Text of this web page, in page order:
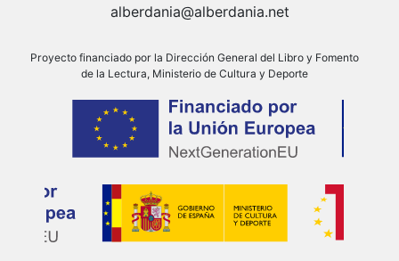
alberdania@alberdania.net
Proyecto financiado por la Dirección General del Libro y Fomento
de la Lectura, Ministerio de Cultura y Deporte